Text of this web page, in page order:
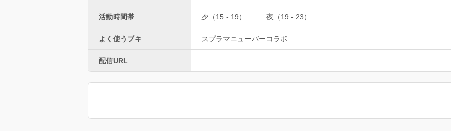
活動時間帯 夕（15 - 19） 夜（19 - 23）
よく使うブキ スプラマニューバーコラボ
配信URL